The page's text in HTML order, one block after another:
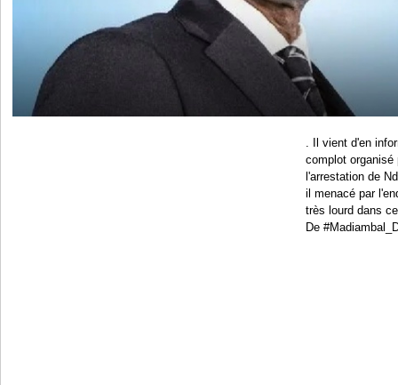
. Il vient d'en
complot
l'arrestation de
il menacé par
très lourd dans
De